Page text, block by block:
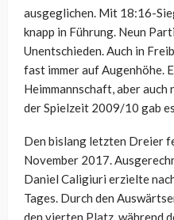
ausgeglichen. Mit 18:16-
knapp in Führung. Neun
Unentschieden. Auch in
fast immer auf Augenhöhe.
Heimmannschaft, aber auch
der Spielzeit 2009/10 gab
Den bislang letzten Dreier
November 2017.
Daniel Caligiuri erzielte
Tages. Durch den
den vierten Platz, während